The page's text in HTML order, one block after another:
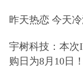
突无需急于
昨天热恋 今天
宇树科技：本次
购日为8月10日！